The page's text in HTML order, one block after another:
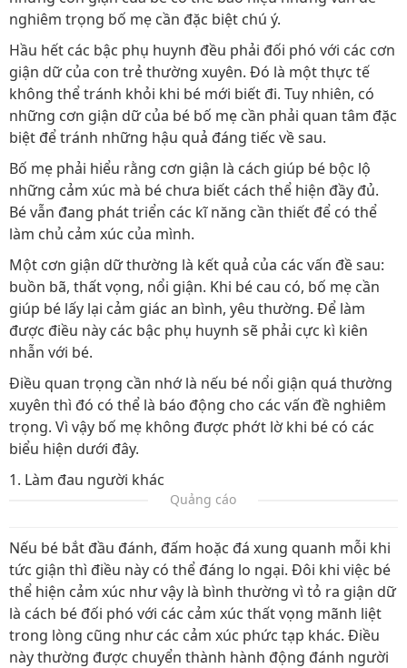
nghiêm trọng bố mẹ cần đặc biệt chú ý.
Hầu hết các bậc phụ huynh đều phải đối phó với các cơn
giận dữ của con trẻ thường xuyên. Đó là một thực tế
không thể tránh khỏi khi bé mới biết đi. Tuy nhiên, có
những cơn giận dữ của bé bố mẹ cần phải quan tâm đặc
biệt để tránh những hậu quả đáng tiếc về sau.
Bố mẹ phải hiểu rằng cơn giận là cách giúp bé bộc lộ
những cảm xúc mà bé chưa biết cách thể hiện đầy đủ.
Bé vẫn đang phát triển các kĩ năng cần thiết để có thể
làm chủ cảm xúc của mình.
Một cơn giận dữ thường là kết quả của các vấn đề sau:
buồn bã, thất vọng, nổi giận. Khi bé cau có, bố mẹ cần
giúp bé lấy lại cảm giác an bình, yêu thường. Để làm
được điều này các bậc phụ huynh sẽ phải cực kì kiên
nhẫn với bé.
Điều quan trọng cần nhớ là nếu bé nổi giận quá thường
xuyên thì đó có thể là báo động cho các vấn đề nghiêm
trọng. Vì vậy bố mẹ không được phớt lờ khi bé có các
biểu hiện dưới đây.
1. Làm đau người khác
Quảng cáo
Nếu bé bắt đầu đánh, đấm hoặc đá xung quanh mỗi khi
tức giận thì điều này có thể đáng lo ngại. Đôi khi việc bé
thể hiện cảm xúc như vậy là bình thường vì tỏ ra giận dữ
là cách bé đối phó với các cảm xúc thất vọng mãnh liệt
trong lòng cũng như các cảm xúc phức tạp khác. Điều
này thường được chuyển thành hành động đánh người